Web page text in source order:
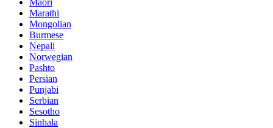
Marathi
Mongolian
Burmese
Nepali
Norwegian
Pashto
Persian
Punjabi
Serbian
Sesotho
Sinhala